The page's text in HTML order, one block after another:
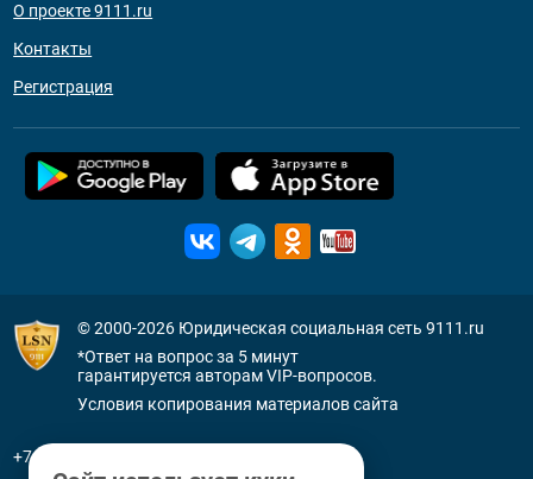
О проекте 9111.ru
Контакты
Регистрация
© 2000-2026 Юридическая социальная сеть 9111.ru
*Ответ на вопрос за 5 минут
гарантируется авторам VIP-вопросов.
Условия копирования материалов сайта
+7 (800) 505-91-11